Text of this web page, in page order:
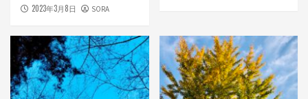
2023年3月8日 SORA